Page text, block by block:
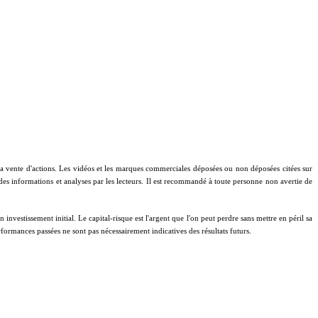
d'actions. Les vidéos et les marques commerciales déposées ou non déposées citées sur
informations et analyses par les lecteurs. Il est recommandé à toute personne non avertie de
initial. Le capital-risque est l'argent que l'on peut perdre sans mettre en péril sa
passées ne sont pas nécessairement indicatives des résultats futurs.